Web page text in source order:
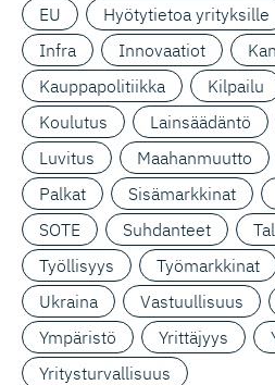
EU
Hyötytietoa yrityksille
Infra
Innovaatiot
Kauppapolitiikka
Kilpailu
Koulutus
Lainsäädäntö
Luvitus
Maahanmuutto
Palkat
Sisämarkkinat
SOTE
Suhdanteet
Työllisyys
Työmarkkinat
Ukraina
Vastuullisuus
Ympäristö
Yrittäjyys
Yritysturvallisuus